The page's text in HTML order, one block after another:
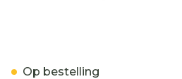
Op bestelling